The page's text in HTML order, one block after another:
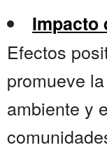
Impacto
Efectos
promueve
ambiente y